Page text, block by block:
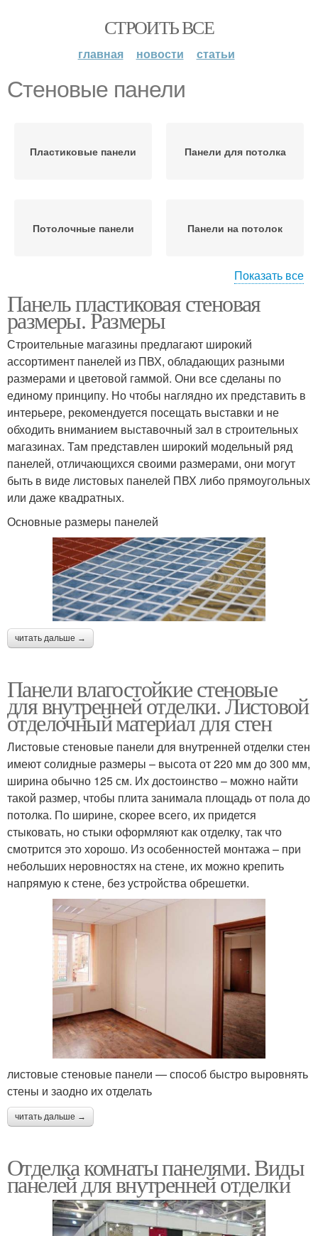
СТРОИТЬ ВСЕ
главная новости статьи
Стеновые панели
Пластиковые панели Панели для потолка
Потолочные панели Панели на потолок
Панели для кухни
отделки
Материалы для
стеновых панелей
Панели под дерево
Деревянные панели Панели под кирпич
Панели для стен Декоративные панели
Панели из пластика Панели на стену
Панели к стене Стеновые материалы
Панели в виде Панели под плитку
Панели под кафель Панели для обшивки
Панели в интерьере Панели для отделки
Панели для стены Фасадные панели
Наборные панели Стеклянные панели
Панели для ванной
комнаты
Влагостойкие панели
Показать все
Панель пластиковая стеновая
размеры. Размеры
Строительные магазины предлагают широкий
ассортимент панелей из ПВХ, обладающих разными
размерами и цветовой гаммой. Они все сделаны по
единому принципу. Но чтобы наглядно их представить в
интерьере, рекомендуется посещать выставки и не
обходить вниманием выставочный зал в строительных
магазинах. Там представлен широкий модельный ряд
панелей, отличающихся своими размерами, они могут
быть в виде листовых панелей ПВХ либо прямоугольных
или даже квадратных.
Основные размеры панелей
читать дальше →
Панели влагостойкие стеновые
для внутренней отделки. Листовой
отделочный материал для стен
Листовые стеновые панели для внутренней отделки стен
имеют солидные размеры – высота от 220 мм до 300 мм,
ширина обычно 125 см. Их достоинство – можно найти
такой размер, чтобы плита занимала площадь от пола до
потолка. По ширине, скорее всего, их придется
стыковать, но стыки оформляют как отделку, так что
смотрится это хорошо. Из особенностей монтажа – при
небольших неровностях на стене, их можно крепить
напрямую к стене, без устройства обрешетки.
листовые стеновые панели — способ быстро выровнять
стены и заодно их отделать
читать дальше →
Отделка комнаты панелями. Виды
панелей для внутренней отделки